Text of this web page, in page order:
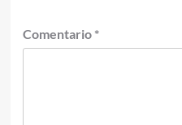
Comentario *